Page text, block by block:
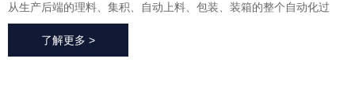
从生产后端的理料、集积、自动上料、包装、装箱的整个自动化过
程，有效地减少了极大限度的降低了人工成本、提高了生产效率、降
低了耗材损耗、帮助客户实现价值最大化。
了解更多 >